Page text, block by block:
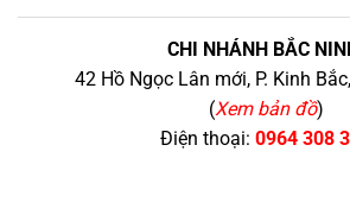
CHI NHÁNH BẮC
42 Hồ Ngọc Lân mới, P. Kinh
(Xem bản đồ)
Điện thoại: 0964 308